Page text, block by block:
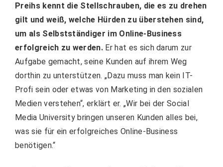
Preihs kennt die Stellschrauben, die es zu drehen
gilt und weiß, welche Hürden zu überstehen sind,
um als Selbstständiger im Online-Business
erfolgreich zu werden. Er hat es sich darum zur
Aufgabe gemacht, seine Kunden auf ihrem Weg
dorthin zu unterstützen. „Dazu muss man kein IT-
Profi sein oder etwas von Marketing in den sozialen
Medien verstehen“, erklärt er. „Wir bei der Social
Media University bringen unseren Kunden alles bei,
was sie für ein erfolgreiches Online-Business
benötigen.“